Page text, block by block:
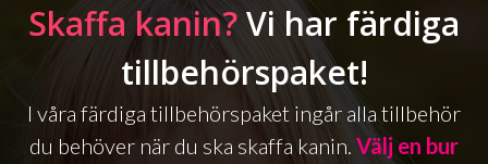
Skaffa kanin?Vi har färdiga
tillbehörspaket!
I våra färdiga tillbehörspaket ingår alla tillbehör
du behöver när du ska skaffa kanin. Välj en bur